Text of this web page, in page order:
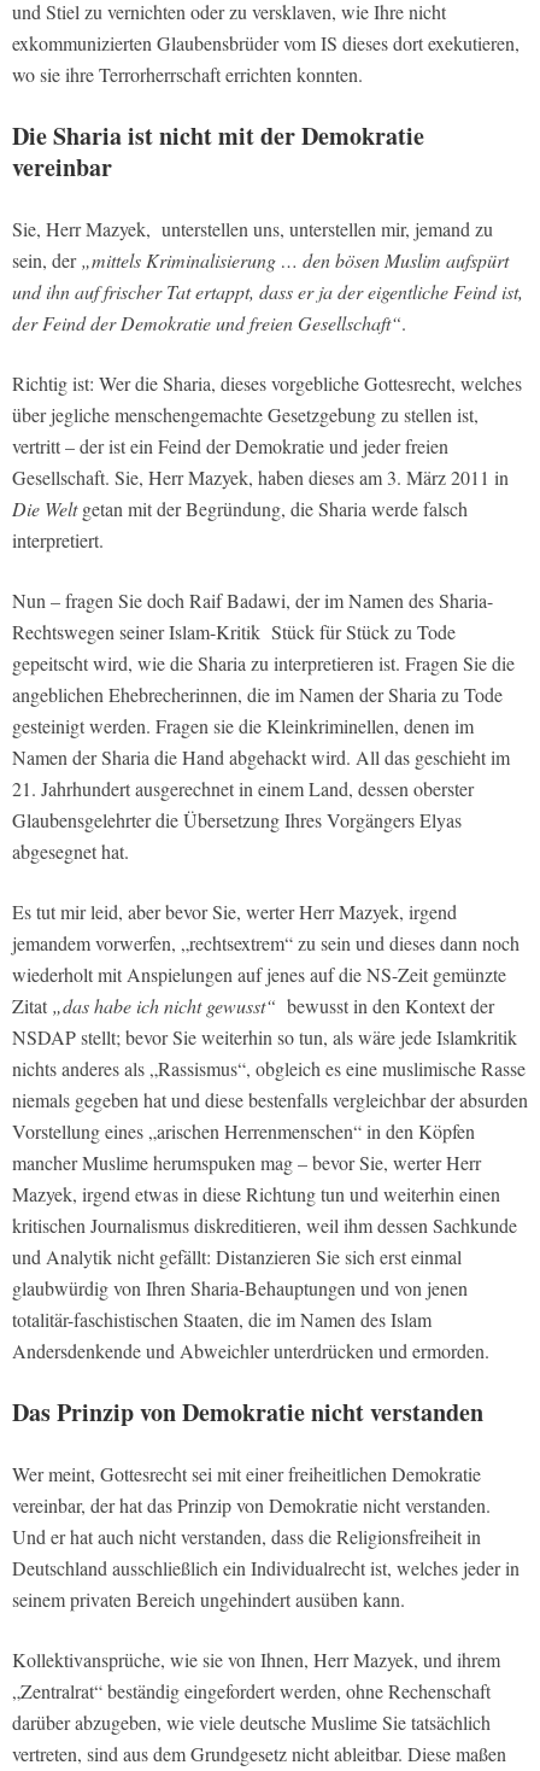
und Stiel zu vernichten oder zu versklaven, wie Ihre nicht
exkommunizierten Glaubensbrüder vom IS dieses dort exekutieren,
wo sie ihre Terrorherrschaft errichten konnten.
Die Sharia ist nicht mit der Demokratie
vereinbar
Sie, Herr Mazyek, unterstellen uns, unterstellen mir, jemand zu
sein, der„mittels Kriminalisierung … den bösen Muslim aufspürt
und ihn auf frischer Tat ertappt, dass er ja der eigentliche Feind ist,
der Feind der Demokratie und freien Gesellschaft“.
Richtig ist: Wer die Sharia, dieses vorgebliche Gottesrecht, welches
über jegliche menschengemachte Gesetzgebung zu stellen ist,
vertritt – der ist ein Feind der Demokratie und jeder freien
Gesellschaft. Sie, Herr Mazyek, haben dieses am 3. März 2011 in
Die Weltgetan mit der Begründung, die Sharia werde falsch
interpretiert.
Nun – fragen Sie doch Raif Badawi, der im Namen des Sharia-
Rechtswegen seiner Islam-Kritik Stück für Stück zu Tode
gepeitscht wird, wie die Sharia zu interpretieren ist. Fragen Sie die
angeblichen Ehebrecherinnen, die im Namen der Sharia zu Tode
gesteinigt werden. Fragen sie die Kleinkriminellen, denen im
Namen der Sharia die Hand abgehackt wird. All das geschieht im
21. Jahrhundert ausgerechnet in einem Land, dessen oberster
Glaubensgelehrter die Übersetzung Ihres Vorgängers Elyas
abgesegnet hat.
Es tut mir leid, aber bevor Sie, werter Herr Mazyek, irgend
jemandem vorwerfen, „rechtsextrem“ zu sein und dieses dann noch
wiederholt mit Anspielungen auf jenes auf die NS-Zeit gemünzte
Zitat „das habe ich nicht gewusst“ bewusst in den Kontext der
NSDAP stellt; bevor Sie weiterhin so tun, als wäre jede Islamkritik
nichts anderes als „Rassismus“, obgleich es eine muslimische Rasse
niemals gegeben hat und diese bestenfalls vergleichbar der absurden
Vorstellung eines „arischen Herrenmenschen“ in den Köpfen
mancher Muslime herumspuken mag – bevor Sie, werter Herr
Mazyek, irgend etwas in diese Richtung tun und weiterhin einen
kritischen Journalismus diskreditieren, weil ihm dessen Sachkunde
und Analytik nicht gefällt: Distanzieren Sie sich erst einmal
glaubwürdig von Ihren Sharia-Behauptungen und von jenen
totalitär-faschistischen Staaten, die im Namen des Islam
Andersdenkende und Abweichler unterdrücken und ermorden.
Das Prinzip von Demokratie nicht verstanden
Wer meint, Gottesrecht sei mit einer freiheitlichen Demokratie
vereinbar, der hat das Prinzip von Demokratie nicht verstanden.
Und er hat auch nicht verstanden, dass die Religionsfreiheit in
Deutschland ausschließlich ein Individualrecht ist, welches jeder in
seinem privaten Bereich ungehindert ausüben kann.
Kollektivansprüche, wie sie von Ihnen, Herr Mazyek, und ihrem
„Zentralrat“ beständig eingefordert werden, ohne Rechenschaft
darüber abzugeben, wie viele deutsche Muslime Sie tatsächlich
vertreten, sind aus dem Grundgesetz nicht ableitbar. Diese maßen